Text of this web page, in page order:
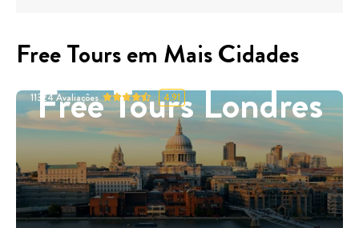
Free Tours em Mais Cidades
Free Tours Londres
11324Avaliações 4.91